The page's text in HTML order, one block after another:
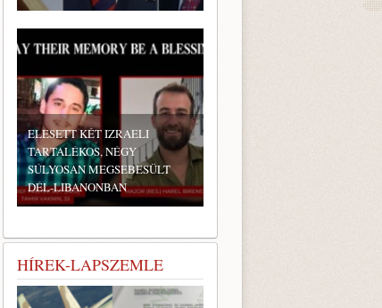
ELESETT KÉT IZRAELI
TARTALÉKOS, NÉGY
SÚLYOSAN MEGSEBESÜLT
DÉL-LIBANONBAN
HÍREK-LAPSZEMLE